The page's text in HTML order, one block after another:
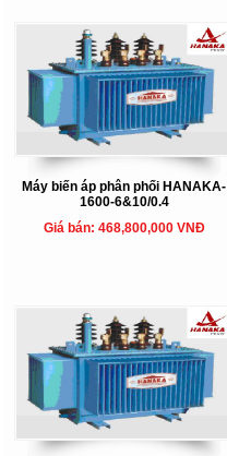
Máy biến áp phân phối HANAKA-
1600-6&10/0.4
Giá bán: 468,800,000 VNĐ